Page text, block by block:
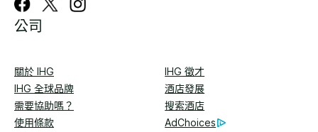
公司
關於 IHG
IHG 徵才
IHG 全球品牌
酒店發展
需要協助嗎？
搜索酒店
使用條款
AdChoices